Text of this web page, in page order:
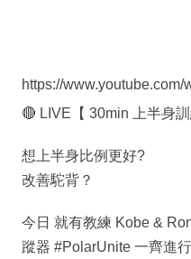
https://www.youtube.com/
🔴 LIVE【 30min 上半身訓
想上半身比例更好?
改善駝背？
今日 就有教練 Kobe &
蹤器 #PolarUnite 一齊進